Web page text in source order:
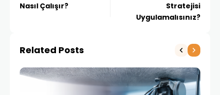
Nasıl Çalışır?
Stratejisi
Uygulamalısınız?
Related Posts